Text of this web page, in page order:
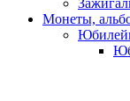
Монеты,